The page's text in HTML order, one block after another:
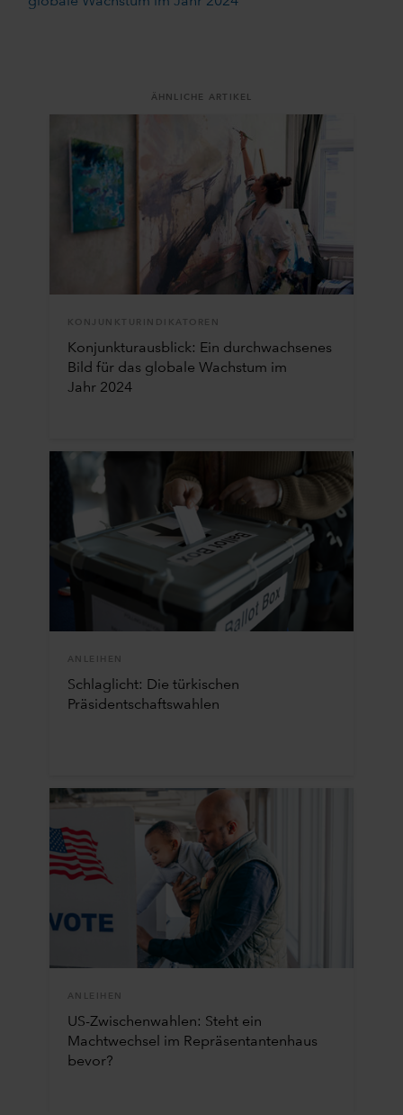
ÄHNLICHE ARTIKEL
KONJUNKTURINDIKATOREN
Konjunkturausblick: Ein durchwachsenes
Bild für das globale Wachstum im
Jahr 2024
ANLEIHEN
Schlaglicht: Die türkischen
Präsidentschaftswahlen
ANLEIHEN
US-Zwischenwahlen: Steht ein
Machtwechsel im Repräsentantenhaus
bevor?